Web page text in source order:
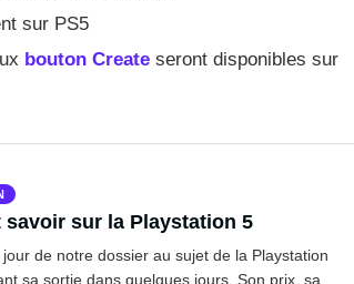
sur PS5
bouton Create seront disponibles sur
savoir sur la Playstation 5
de notre dossier au sujet de la Playstation
sa sortie dans quelques jours. Son prix, sa